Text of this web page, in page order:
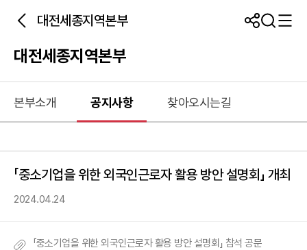
대전세종지역본부
대전세종지역본부
본부소개 공지사항 찾아오시는길
「중소기업을 위한 외국인근로자 활용 방안 설명회」 개최
2024.04.24
「중소기업을 위한 외국인근로자 활용 방안 설명회」 참석 공문